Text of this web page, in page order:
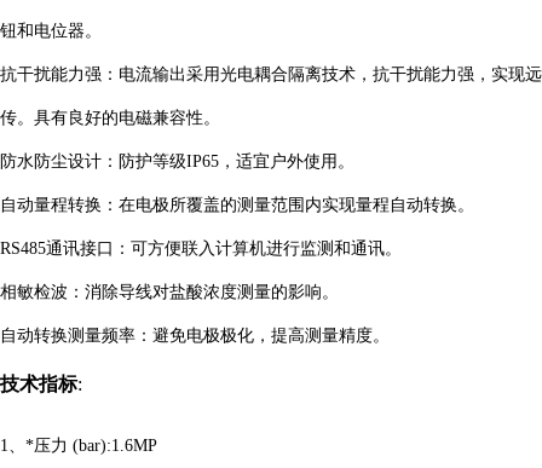
钮和电位器。
抗干扰能力强 ： 电流输出采用光电耦合隔离技术，抗干扰能力强，实现远
传。具有良好的电磁兼容性。
防水防尘设计 ： 防护等级IP65，适宜户外使用。
自动量程转换：在电极所覆盖的测量范围内实现量程自动转换。
RS485通讯接口： 可方便联入计算机进行监测和通讯。
相敏检波： 消除导线对盐酸浓度测量的影响。
自动转换测量频率：避免电极极化，提高测量精度。
技术指标:
1、 *压力 (bar):1.6MP